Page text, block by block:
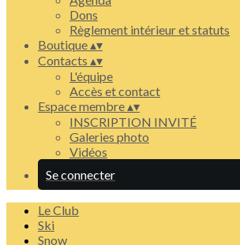
Dons
Règlement intérieur et statuts
Boutique▴▾
Contacts ▴▾
L'équipe
Accès et contact
Espace membre▴▾
INSCRIPTION INVITÉ
Galeries photo
Vidéos
Se connecter
Le Club
Ski
Snow